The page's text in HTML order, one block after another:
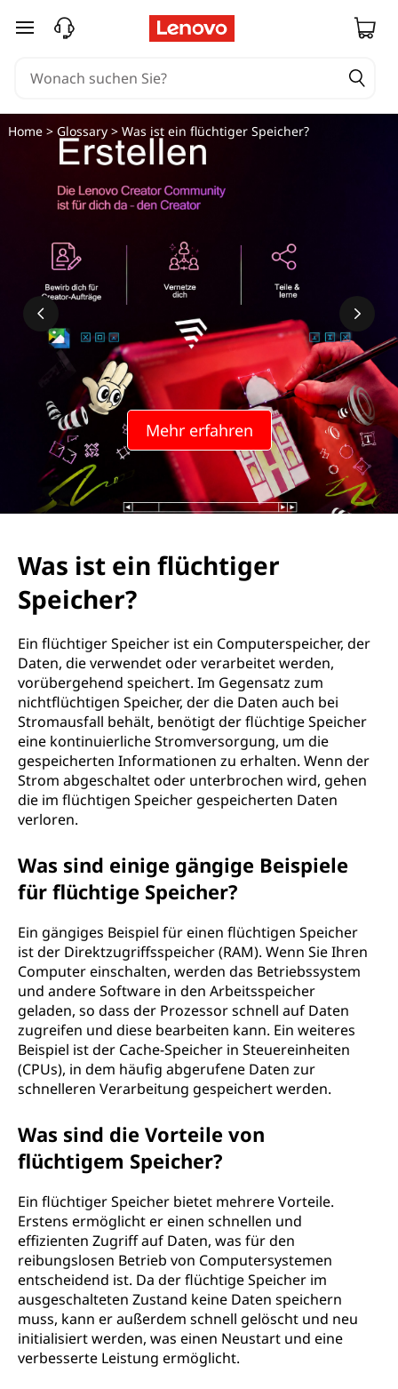
zum Hauptinhalt springen
Mehr erfahren
Home> Glossary> Was ist ein flüchtiger Speicher?
Was ist ein flüchtiger
Speicher?
Ein flüchtiger Speicher ist ein Computerspeicher, der
Daten, die verwendet oder verarbeitet werden,
vorübergehend speichert. Im Gegensatz zum
nichtflüchtigen Speicher, der die Daten auch bei
Stromausfall behält, benötigt der flüchtige Speicher
eine kontinuierliche Stromversorgung, um die
gespeicherten Informationen zu erhalten. Wenn der
Strom abgeschaltet oder unterbrochen wird, gehen
die im flüchtigen Speicher gespeicherten Daten
verloren.
Was sind einige gängige Beispiele
für flüchtige Speicher?
Ein gängiges Beispiel für einen flüchtigen Speicher
ist der Direktzugriffsspeicher (RAM). Wenn Sie Ihren
Computer einschalten, werden das Betriebssystem
und andere Software in den Arbeitsspeicher
geladen, so dass der Prozessor schnell auf Daten
zugreifen und diese bearbeiten kann. Ein weiteres
Beispiel ist der Cache-Speicher in Steuereinheiten
(CPUs), in dem häufig abgerufene Daten zur
schnelleren Verarbeitung gespeichert werden.
Was sind die Vorteile von
flüchtigem Speicher?
Ein flüchtiger Speicher bietet mehrere Vorteile.
Erstens ermöglicht er einen schnellen und
effizienten Zugriff auf Daten, was für den
reibungslosen Betrieb von Computersystemen
entscheidend ist. Da der flüchtige Speicher im
ausgeschalteten Zustand keine Daten speichern
muss, kann er außerdem schnell gelöscht und neu
initialisiert werden, was einen Neustart und eine
verbesserte Leistung ermöglicht.